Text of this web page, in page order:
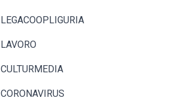
LEGACOOPLIGURIA
LAVORO
CULTURMEDIA
CORONAVIRUS